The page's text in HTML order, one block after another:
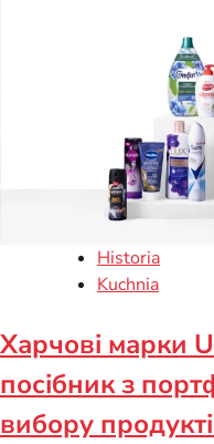
Historia
Kuchnia
Харчові марки
посібник з
вибору